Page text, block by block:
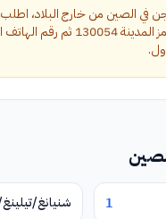
في الصين من خارج البلاد، اطلب
+86 متبوعاً برمز المدينة 130054 ثم
1 شنيانغ/